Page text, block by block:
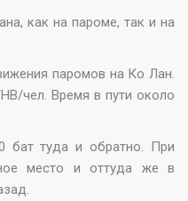
как на пароме, так и на
паромов на Ко Лан.
чел. Время в пути около
бат туда и обратно. При
место и оттуда же в